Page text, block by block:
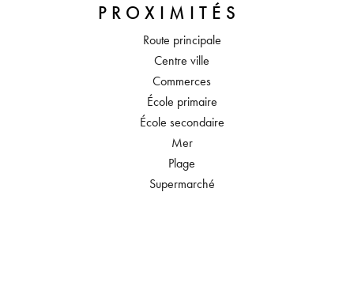
PROXIMITÉS
Route principale
Centre ville
Commerces
École primaire
École secondaire
Mer
Plage
Supermarché